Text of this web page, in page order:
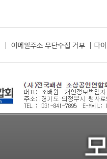
| 이메일주소 무단수집 거부| 다